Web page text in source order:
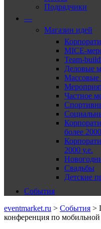
Подрядчики
—
Магазин идей
MICE-
Team-
Деловые
Массовые
Частное
более
2000 у.е.
Свадьбы
Детские
События
eventmarket.ru > События >
конференция по